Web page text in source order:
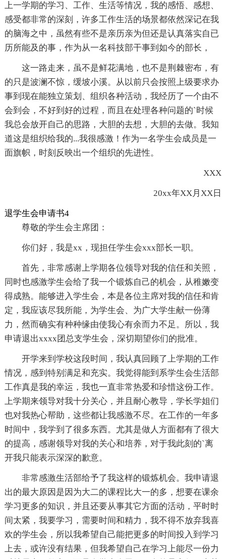
上一学期的学习、工作、生活等情况，我的感悟、感想、
感受都非常的深刻，许多工作生活的场景都依然深记在我
的脑海之中，虽然有些不是亲历亲为但还是认真落实自已
历所能及的事，作为从一名科技部干事到如今的部长，
这一路走来，虽不是鲜花满地，也不是荆棘密布，有
的只是波澜不惊，缓坡小溪。从以前只会按照上级要求办
事到现在能独立策划、组织各种活动，我经历了一个由不
会到会，不好到好的过程，而且在处理各种问题的`时候
我总会放开自己的思路，大胆的去想，大胆的去做。我知
道这是组织给我的...我很感激！作为一名学生会成员是一
面旗帜，时刻反映出一个组织的先进性。
XXX
20xx年XX月XX日
退学生会申请书4
尊敬的学生会主席团：
你们好，我是xx，现担任学生会xxx部长一职。
首先，非常感谢上学期各位领导对我的信任和关照，
同时也感激学生会给了我一个锻炼自己的机会，从稚嫩变
得成熟。能够进入学生会，本是各位主席对我的信任和肯
定，我应该尽我所能，为学生会、为广大学生献一份薄
力，然而确实有种种缘由使我心有余而力不足。所以，我
申请退出xxxx团总支学生会，深切期望你们的批准。
开学来到学校这段时间，我认真回顾了上学期的工作
情况，感到特别满足和充实。我觉得能到系学生会生活部
工作真是我的幸运，我也一直非常热爱和珍惜这份工作。
上学期来领导对我十分关心，并且耐心教导，学长学姐们
也对我热心帮助，这些都让我感激不尽。在工作的一年多
时间中，我学到了很多东西。尤其是做人方面都有了很大
的提高，感谢领导对我的关心和培养，对于我此刻的`离
开我只能表示深深的歉意。
非常感激生活部给予了我这样的锻炼机会。我申请退
出的最大原因是因为大二的课程比大一的多，想要在课余
学习更多的知识，并且还要从事其它方面的活动，平时时
间太紧，我要学习，需要时间和精力，我不得不放弃我喜
欢的学生会，所以我希望自己能把更多的时间投入到学习
上去，或许没有结果，但我希望自己在学习上能尽一份力